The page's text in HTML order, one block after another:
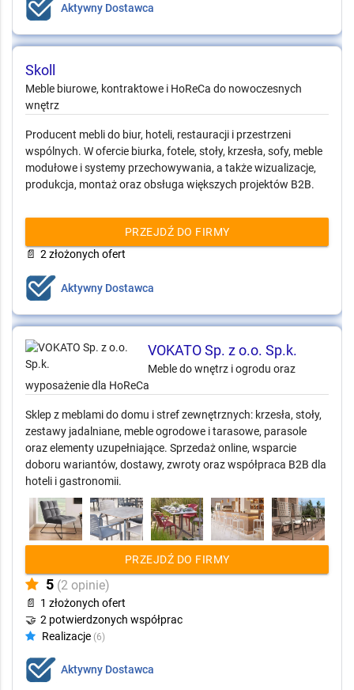
Aktywny Dostawca
Meble biurowe, kontraktowe i HoReCa do
nowoczesnych wnętrz
Producent mebli do biur, hoteli, restauracji i przestrzeni
wspólnych. W ofercie biurka, fotele, stoły, krzesła, sofy, meble
modułowe i systemy przechowywania, a także wizualizacje,
produkcja, montaż oraz obsługa większych projektów B2B.
📄 2 złożonych ofert
Aktywny Dostawca
VOKATO Sp. z o.o. Sp.k.
Meble do wnętrz i ogrodu oraz wyposażenie dla HoReCa
Sklep z meblami do domu i stref zewnętrznych: krzesła, stoły,
zestawy jadalniane, meble ogrodowe i tarasowe, parasole
oraz elementy uzupełniające. Sprzedaż online, wsparcie
doboru wariantów, dostawy, zwroty oraz współpraca B2B dla
hoteli i gastronomii.
PRZEJDŹ DO FIRMY
5(2 opinie)
📄 1 złożonych ofert
🤝 2 potwierdzonych współprac